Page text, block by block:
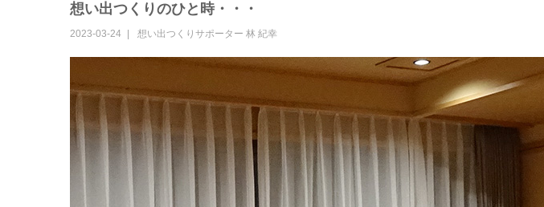
想い出つくりのひと時・・・
2023-03-24 想い出つくりサポーター 林 紀幸